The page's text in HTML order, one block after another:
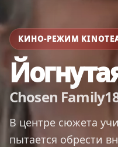
КИНО-РЕЖИМ
Chosen
В центре сюжета
пытается обрести